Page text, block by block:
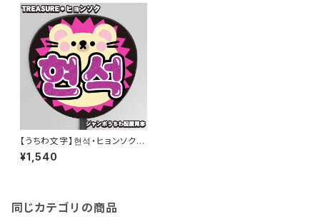
【うちわ文字】현석・ヒョンソク
(ハリネズミ)②HYUN SUK 即
納 【TREASURE】
¥1,540
同じカテゴリの商品